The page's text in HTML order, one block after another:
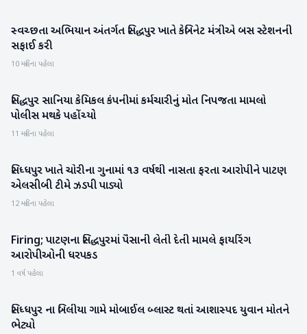
પાટણ
સ્વચ્છતા અભિયાન અંતર્ગત સિદ્ધપુર ખાતે કેબિનેટ મંત્રીએ બસ સ્ટેશનની
સફાઈ કરી
10 મહિના પહેલા
પાટણ
સિદ્ધપુર સાનિયા કેમિકલ કંપનીમાં કર્મચારીનું મોત નિપજતા મામલો
પોલીસ મથકે પહોંચ્યો
11 મહિના પહેલા
પાટણ
સિધ્ધપુર ખાતે ચોરીના ગુનામાં ૧૩ વર્ષથી નાસતા ફરતા આરોપીને પાટણ
એલસીબી ટીમે ઝડપી પાડ્યો
12 મહિના પહેલા
પાટણ
Firing; પાટણના સિદ્ધપુરમાં પૈસાની લેતી દેતી મામલે ફાયરિંગ
આરોપીઓની ધરપકડ
1 વર્ષ પહેલા
પાટણ
સિધ્ધપુર ના બિલીયા ગામે મોબાઈલ બ્લાસ્ટ થતાં આશાસ્પદ યુવાન મોતને
ભેટ્યો